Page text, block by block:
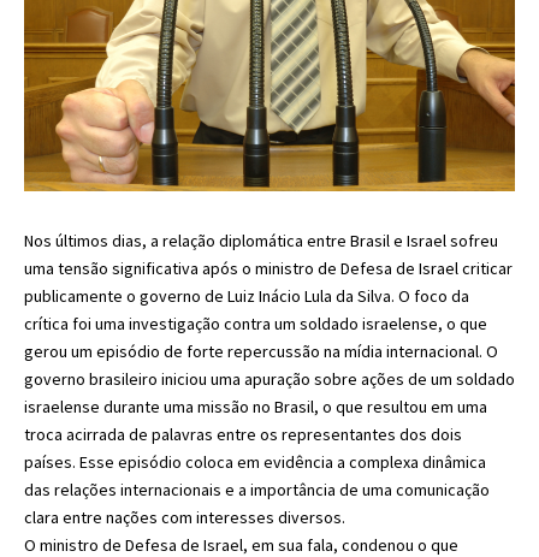
Nos últimos dias, a relação diplomática entre Brasil e Israel sofreu
uma tensão significativa após o ministro de Defesa de Israel criticar
publicamente o governo de Luiz Inácio Lula da Silva. O foco da
crítica foi uma investigação contra um soldado israelense, o que
gerou um episódio de forte repercussão na mídia internacional. O
governo brasileiro iniciou uma apuração sobre ações de um soldado
israelense durante uma missão no Brasil, o que resultou em uma
troca acirrada de palavras entre os representantes dos dois
países. Esse episódio coloca em evidência a complexa dinâmica
das relações internacionais e a importância de uma comunicação
clara entre nações com interesses diversos.
O ministro de Defesa de Israel, em sua fala, condenou o que